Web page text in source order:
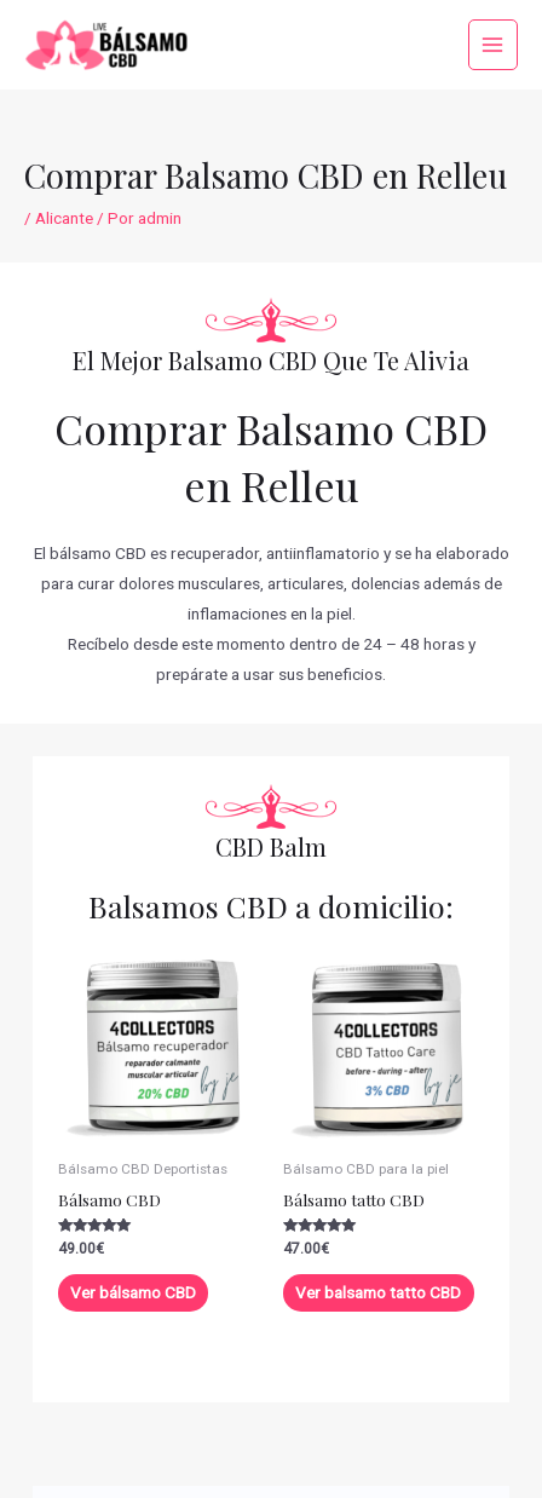
contenido
Main
Comprar Balsamo CBD en Relleu
/ Alicante / Poradmin
El Mejor Balsamo CBD Que Te Alivia
Comprar Balsamo CBD
en Relleu
El bálsamo CBD es recuperador, antiinflamatorio y se ha elaborado
para curar dolores musculares, articulares, dolencias además de
inflamaciones en la piel.
Recíbelo desde este momento dentro de 24 – 48 horas y
prepárate a usar sus beneficios.
CBD Balm
Balsamos CBD a domicilio:
Bálsamo CBD Deportistas
Bálsamo CBD
Valorado con
de 5
49.00€
Ver bálsamo CBD
Bálsamo CBD para la piel
Bálsamo tatto CBD
Valorado con
de 5
47.00€
Ver balsamo tatto CBD